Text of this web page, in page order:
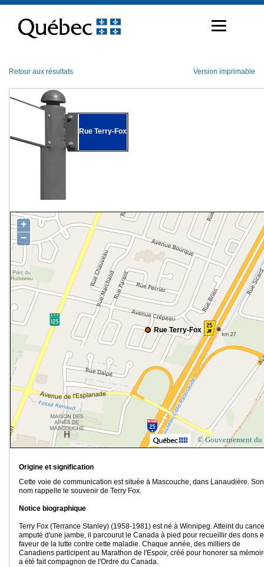
contenu
Retour aux résultats Version imprimable
Rue Terry-Fox
Rue Terry-Fox
+
−
© Gouvernement du
Origine et signification
Cette voie de communication est située à Mascouche, dans Lanaudière. Son
nom rappelle le souvenir de Terry Fox.
Notice biographique
Terry Fox (Terrance Stanley) (1958-1981) est né à Winnipeg. Atteint du
amputé d'une jambe, il parcourut le Canada à pied pour recueillir des dons
faveur de la lutte contre cette maladie. Chaque année, des milliers de
Canadiens participent au Marathon de l'Espoir, créé pour honorer sa
a été fait compagnon de l'Ordre du Canada.